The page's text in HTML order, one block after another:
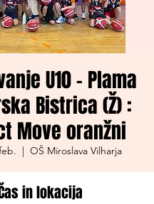
U10 - Plama
Bistrica (Ž) :
Move oranžni
  |
OŠ Miroslava Vilharja
in lokacija